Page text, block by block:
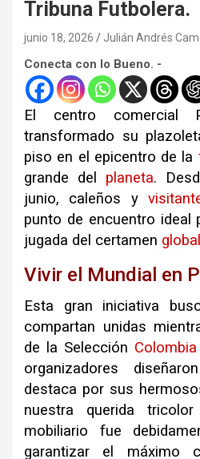
Tribuna Futbolera.
junio 18, 2026 Julián Andrés
Conecta con lo Bueno. -
El centro comercial
transformado su
piso en el epicentro de la
grande del planeta.
junio, caleños y
punto de encuentro ideal
jugada del certamen global
Vivir el Mundial en
Esta gran iniciativa
compartan unidas
de la Selección Colombia
organizadores
destaca por sus
nuestra querida tricolor
mobiliario fue
garantizar el máximo